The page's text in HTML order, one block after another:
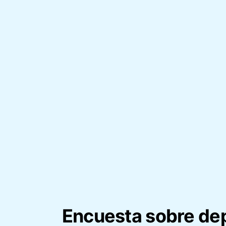
Encuesta sobre